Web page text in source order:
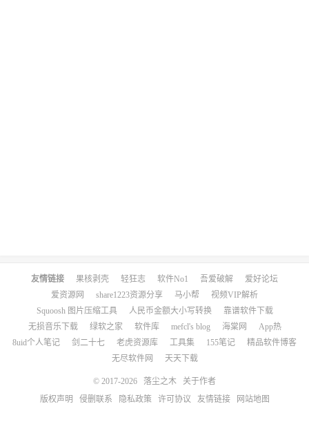
友情链接 果核剥壳 轻狂志 软件No1 吾爱破解
爱好论坛
爱资源网
share1223资源分享 马小帮
视频VIP解析
Squoosh 图片压缩工具
人民币金额大小写转换
靠谱软件下载
无损音乐下载
绿软之家 软件库 mefcl's blog 海棠网
App热
8uid个人笔记
剑二十七 老虎资源库 工具集 155笔记
精品软件博客
无尽软件网
天天下载
© 2017-2026 落尘之木
关于作者
版权声明
侵删联系 隐私政策 许可协议 友情链接 网站地图